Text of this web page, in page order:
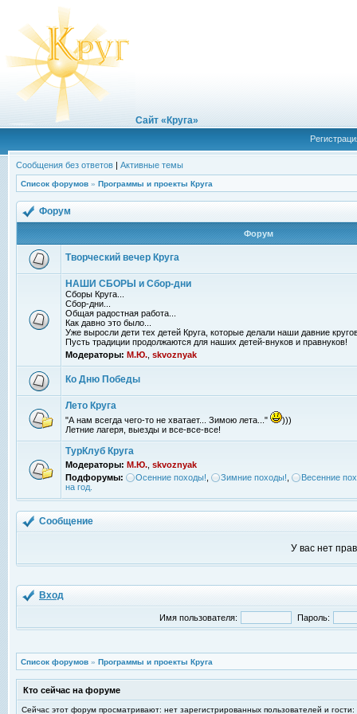
Сайт «Круга»
Сообщения без ответов | Активные темы
Список форумов » Программы и проекты Круга
Форум
Форум
Творческий вечер Круга
НАШИ СБОРЫ и Сбор-дни
Сборы Круга...
Сбор-дни...
Общая радостная работа...
Как давно это было...
Уже выросли дети тех детей Круга, которые делали наши давние
Пусть традиции продолжаются для наших детей-внуков и правнуков!
Модераторы: М.Ю. skvoznyak
Ко Дню Победы
Лето Круга
"А нам всегда чего-то не хватает... Зимою лета..."
)))
Летние лагеря, выезды и все-все-все!
ТурКлуб Круга
Модераторы: М.Ю. skvoznyak
Подфорумы:
Осенние походы! Зимние походы!
Весенние
на год.
Сообщение
У вас нет
Вход
Имя пользователя: Пароль:
Список форумов » Программы и проекты Круга
Кто сейчас на форуме
Сейчас этот форум просматривают: нет зарегистрированных пользователей и гости: